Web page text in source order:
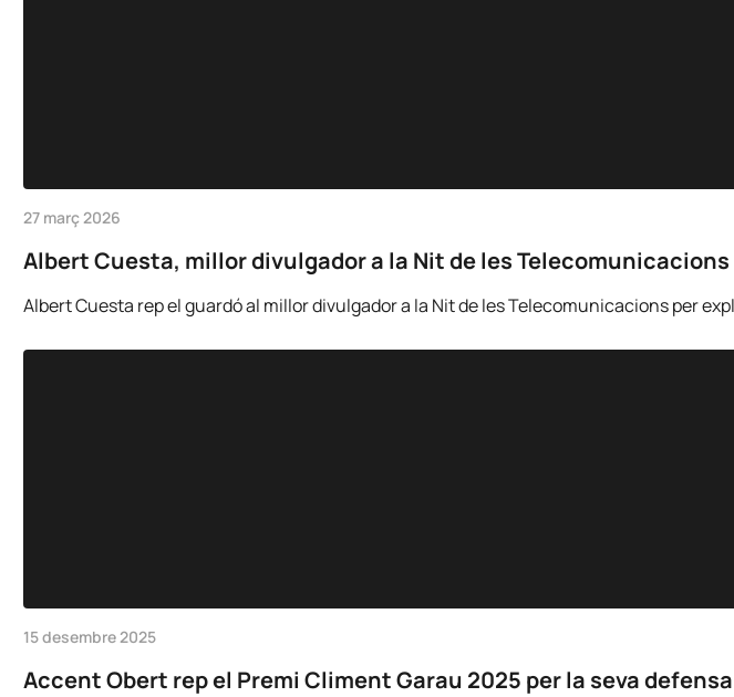
27 març 2026
Albert Cuesta, millor divulgador a la Nit de les Telecomunicacions
Albert Cuesta rep el guardó al millor divulgador a la Nit de les Telecomunicacions per
15 desembre 2025
Accent Obert rep el Premi Climent Garau 2025 per la seva